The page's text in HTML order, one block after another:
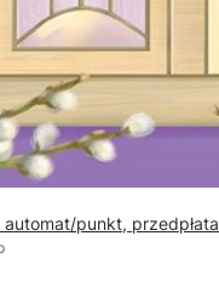
punkt, przedpłata